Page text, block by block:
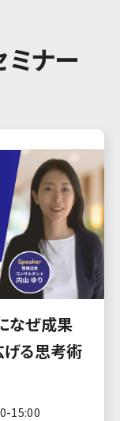
ナー
なぜ成果
る思考術
15:00